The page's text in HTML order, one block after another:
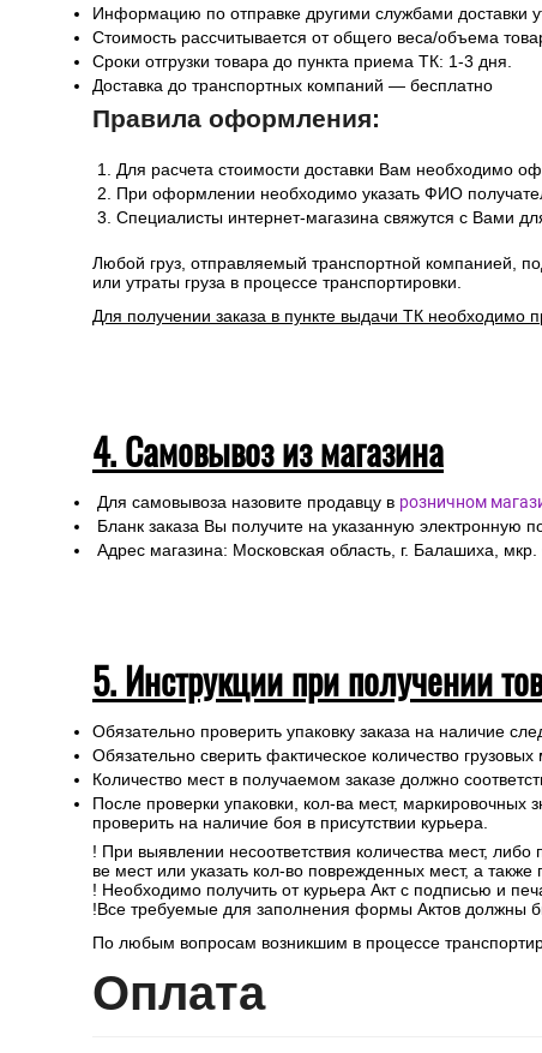
Информацию по отправке другими службами доставки
Стоимость рассчитывается от общего веса/объема
Сроки отгрузки товара до пункта приема ТК: 1-3 дня.
Доставка до транспортных компаний — бесплатно
Правила оформления:
Для расчета стоимости доставки Вам необходимо
При оформлении необходимо указать ФИО
Специалисты интернет-магазина свяжутся с Вами
Любой груз, отправляемый транспортной компанией,
или утраты груза в процессе транспортировки.
Для получении заказа в пункте выдачи ТК необходимо
4. Самовывоз из магазина
Для самовывоза назовите продавцу в розничном
Бланк заказа Вы получите на указанную электронную
Адрес магазина: Московская область, г. Балашиха,
5. Инструкции при получении
Обязательно проверить упаковку заказа на наличие
Обязательно сверить фактическое количество
Количество мест в получаемом заказе должно
После проверки упаковки, кол-ва мест, маркировочных
проверить на наличие боя в присутствии курьера.
! При выявлении несоответствия количества мест,
ве мест или указать кол-во поврежденных мест, а
! Необходимо получить от курьера Акт с подписью и
!Все требуемые для заполнения формы Актов должны
По любым вопросам возникшим в процессе
Оплата